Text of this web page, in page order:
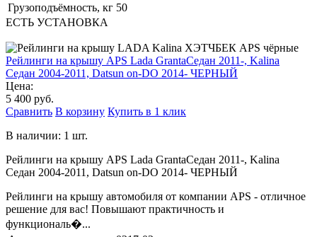
Грузоподъёмность, кг 50
ЕСТЬ УСТАНОВКА
Рейлинги на крышу APS Lada GrantaСедан 2011-, Kalina
Седан 2004-2011, Datsun on-DO 2014- ЧЕРНЫЙ
Цена:
5 400 руб.
Сравнить В корзину Купить в 1 клик
В наличии: 1 шт.
Рейлинги на крышу APS Lada GrantaСедан 2011-, Kalina
Седан 2004-2011, Datsun on-DO 2014- ЧЕРНЫЙ
Рейлинги на крышу автомобиля от компании APS - отличное
решение для вас! Повышают практичность и
функциональ�...